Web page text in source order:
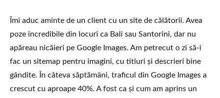
Îmi aduc aminte de un client cu un site de călătorii. Avea
poze incredibile din locuri ca Bali sau Santorini, dar nu
apăreau nicăieri pe Google Images. Am petrecut o zi să-i
fac un sitemap pentru imagini, cu titluri și descrieri bine
gândite. În câteva săptămâni, traficul din Google Images a
crescut cu aproape 40%. A fost ca și cum am aprins un